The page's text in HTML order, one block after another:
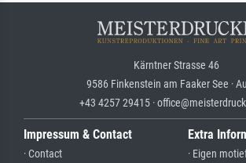
Kärntner Strasse 46
9586 Finkenstein am Faaker See ·
+43 4257 29415 ·
Impressum & Contact
· Contact
Extra
· Eigen